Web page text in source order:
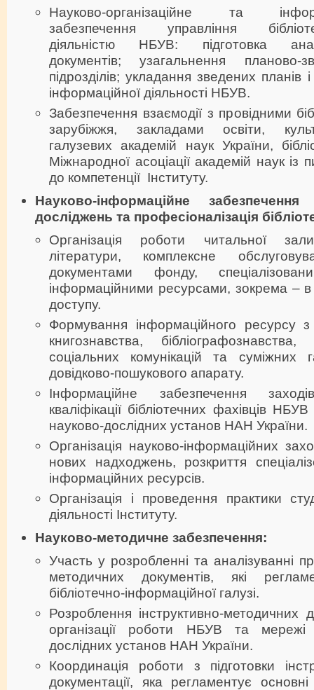
Науково-організаційне та
забезпечення управління
діяльністю НБУВ: підготовка
документів; узагальнення планово-
підрозділів; укладання зведених планів і
інформаційної діяльності НБУВ.
Забезпечення взаємодії з провідними
зарубіжжя, закладами освіти,
галузевих академій наук України,
Міжнародної асоціації академій наук
до компетенції Інституту.
Науково-інформаційне забезпечення
досліджень та професіоналізація
Організація роботи читальної зали
літератури, комплексне
документами фонду,
інформаційними ресурсами, зокрема – в
доступу.
Формування інформаційного ресурсу з
книгознавства, бібліографознавства,
соціальних комунікацій та суміжних
довідково-пошукового апарату.
Інформаційне забезпечення
кваліфікації бібліотечних фахівців
науково-дослідних установ НАН України.
Організація науково-інформаційних
нових надходжень, розкриття
інформаційних ресурсів.
Організація і проведення практики
діяльності Інституту.
Науково-методичне забезпечення:
Участь у розробленні та аналізуванні
методичних документів, які
бібліотечно-інформаційної галузі.
Розроблення інструктивно-методичних
організації роботи НБУВ та мережі
дослідних установ НАН України.
Координація роботи з підготовки
документації, яка регламентує